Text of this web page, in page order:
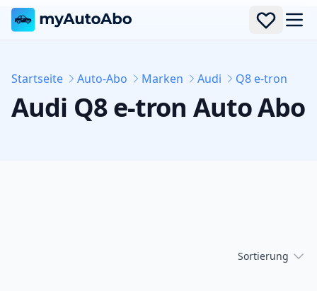
Startseite Auto-Abo Marken Audi Q8 e-tron
Audi Q8 e-tron Auto Abo
Sortierung